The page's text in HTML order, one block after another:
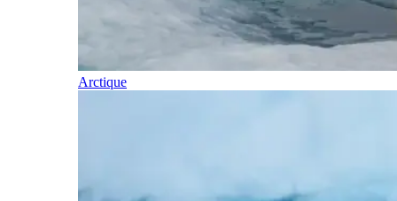
Arctique